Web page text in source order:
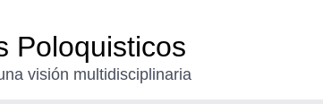
Poloquisticos
visión multidisciplinaria